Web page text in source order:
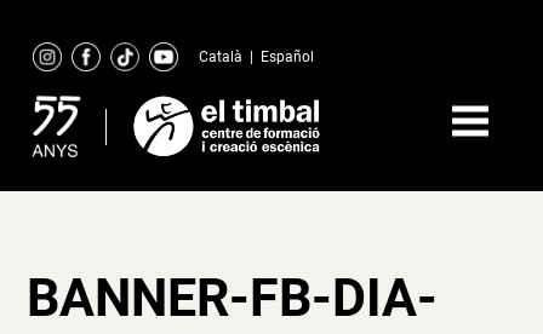
content
Català Español
BANNER-FB-DIA-